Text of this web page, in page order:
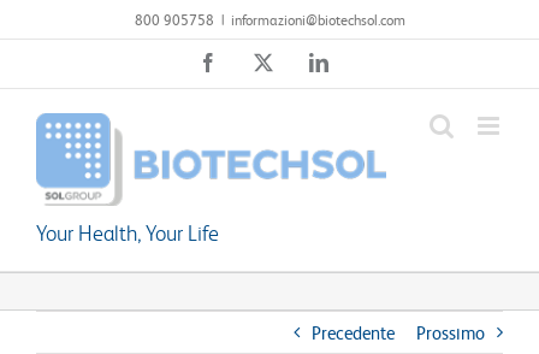
al
800 905758 | informazioni@biotechsol.com
Facebook LinkedIn
Your Health, Your Life
Precedente Prossimo